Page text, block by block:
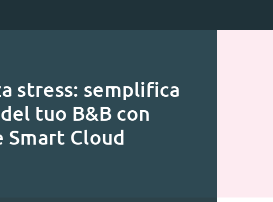
stress: semplifica
tuo B&B con
Smart Cloud